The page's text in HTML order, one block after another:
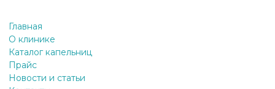
Главная
О клинике
Каталог капельниц
Прайс
Новости и статьи